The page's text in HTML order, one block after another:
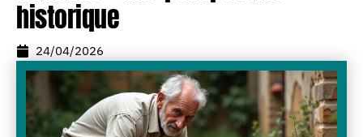
historique
24/04/2026